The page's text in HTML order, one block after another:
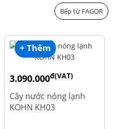
Bếp từ FAGOR
+ Thêm
3.090.000đ(VAT)
Cây nước nóng lạnh
KOHN KH03